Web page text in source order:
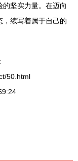
坚实力量。在迈向
续写着属于自己的
50.html